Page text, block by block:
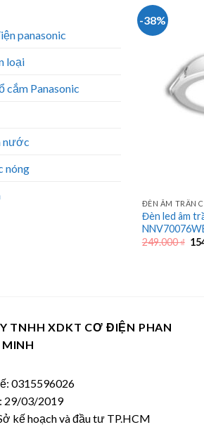
panasonic
loại
cắm Panasonic
nước
nóng
-38%
ĐÈN ÂM TRẦN
Đèn led âm
249.000₫ Giá
TNHH XDKT CƠ ĐIỆN PHAN
0315596026
29/03/2019
kế hoạch và đầu tư TP.HCM